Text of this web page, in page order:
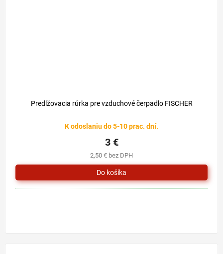
Predlžovacia rúrka pre vzduchové čerpadlo FISCHER
K odoslaniu do 5-10 prac. dní.
2,50 € bez DPH
3 €